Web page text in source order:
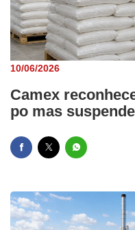
10/06/2026
Camex
po mas